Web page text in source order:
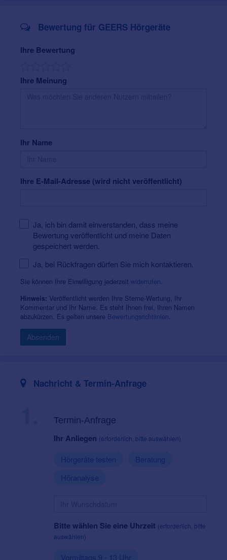
Bewertung für GEERS Hörgeräte
Ihre Bewertung
Ihre Meinung
Ihr Name
Ihre E-Mail-Adresse (wird nicht veröffentlicht)
Ja, ich bin damit einverstanden, dass meine
Bewertung veröffentlicht und meine Daten
gespeichert werden.
Ja, bei Rückfragen dürfen Sie mich kontaktieren.
Sie können Ihre Einwilligung jederzeit widerrufen.
Hinweis: Veröffentlicht werden Ihre Sterne-Wertung, Ihr
Kommentar und Ihr Name. Es steht Ihnen frei, Ihren Namen
abzukürzen. Es gelten unsere Bewertungsrichtlinien.
Absenden
Nachricht & Termin-Anfrage
Termin-Anfrage
Ihr Anliegen (erforderlich, bitte auswählen)
Hörgeräte testen
Beratung
Höranalyse
Bitte wählen Sie eine Uhrzeit (erforderlich, bitte
auswählen)
Vormittags 9 - 13 Uhr